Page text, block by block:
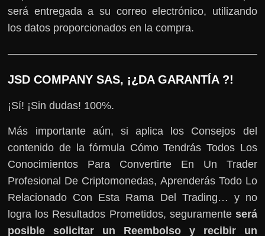
será entregada a su correo electrónico, utilizando
los datos proporcionados en la compra.
JSD COMPANY SAS, ¡¿DA GARANTÍA ?!
¡Sí! ¡Sin dudas! 100%.
Más importante aún, si aplica los Consejos del
contenido de la fórmula Cómo Tendrás Todos Los
Conocimientos Para Convertirte En Un Trader
Profesional De Criptomonedas, Aprenderás Todo Lo
Relacionado Con Esta Rama Del Trading… y no
logra los Resultados Prometidos, seguramente será
posible solicitar un Reembolso y recibir un